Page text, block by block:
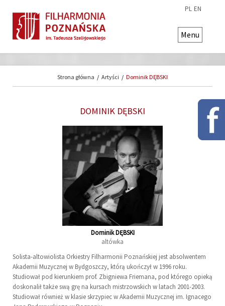
PL EN
Menu
Strona główna / Artyści / Dominik DĘBSKI
DOMINIK DĘBSKI
Dominik DĘBSKI
altówka
Solista-altowiolista Orkiestry Filharmonii Poznańskiej jest absolwentem
Akademii Muzycznej w Bydgoszczy, którą ukończył w 1996 roku.
Studiował pod kierunkiem prof. Zbigniewa Friemana, pod którego opieką
doskonalił także swą grę na kursach mistrzowskich w latach 2001-2003.
Studiował również w klasie skrzypiec w Akademii Muzycznej im. Ignacego